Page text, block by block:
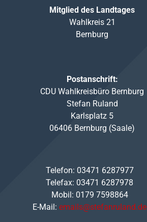
Mitglied des Landtages
Wahlkreis 21
Bernburg
Postanschrift:
CDU Wahlkreisbüro Bernburg
Stefan Ruland
Karlsplatz 5
06406 Bernburg (Saale)
Telefon: 03471 6287977
Telefax: 03471 6287978
Mobil: 0179 7598864
E-Mail:emails@stefanruland.de